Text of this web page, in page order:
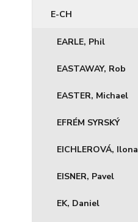
E-CH
EARLE, Phil
EASTAWAY, Rob
EASTER, Michael
EFRÉM SYRSKÝ
EICHLEROVÁ, Ilona
EISNER, Pavel
EK, Daniel